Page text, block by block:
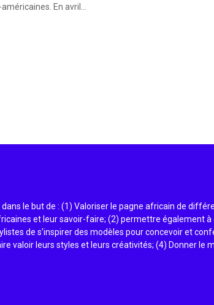
En avril...
le but de : (1) Valoriser le pagne africain de
et leur savoir-faire; (2) permettre également à
de s’inspirer des modèles pour concevoir et
valoir leurs styles et leurs créativités; (4) Donner le